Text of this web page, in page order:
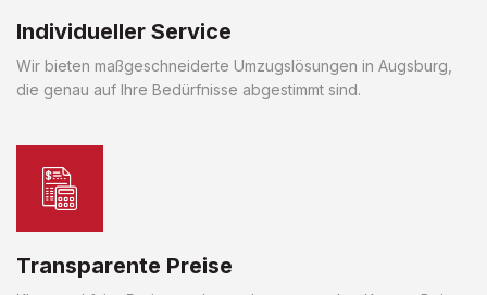
Individueller Service
Wir bieten maßgeschneiderte Umzugslösungen in Augsburg,
die genau auf Ihre Bedürfnisse abgestimmt sind.
Transparente Preise